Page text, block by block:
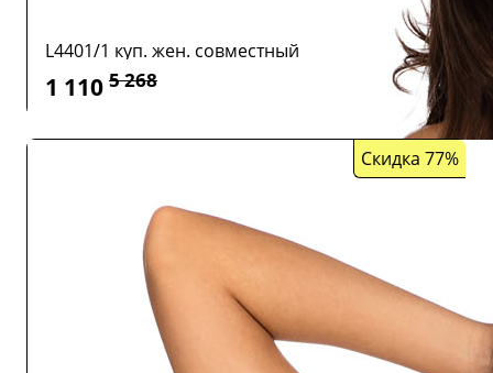
L4401/1 куп. жен. совместный
1 110 5 268
Скидка 77%